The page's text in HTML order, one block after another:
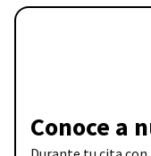
Conoce a